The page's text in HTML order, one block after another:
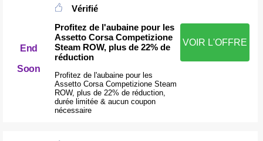
End
Soon
Vérifié
Profitez de l'aubaine pour les
Assetto Corsa Competizione
Steam ROW, plus de 22% de
réduction
Profitez de l'aubaine pour les
Assetto Corsa Competizione Steam
ROW, plus de 22% de réduction,
durée limitée & aucun coupon
nécessaire
VOIR L'OFFRE